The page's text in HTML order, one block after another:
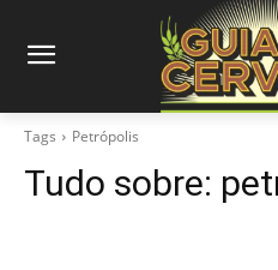
Tags Petrópolis
Tudo sobre: